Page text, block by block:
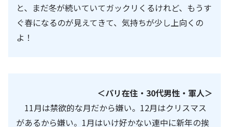
と、まだ冬が続いていてガックリくるけれど、もうす
ぐ春になるのが見えてきて、気持ちが少し上向くの
よ！
＜パリ在住・30代男性・軍人＞
11月は禁欲的な月だから嫌い。 12月はクリスマス
があるから嫌い。 1月はいけ好かない連中に新年の挨